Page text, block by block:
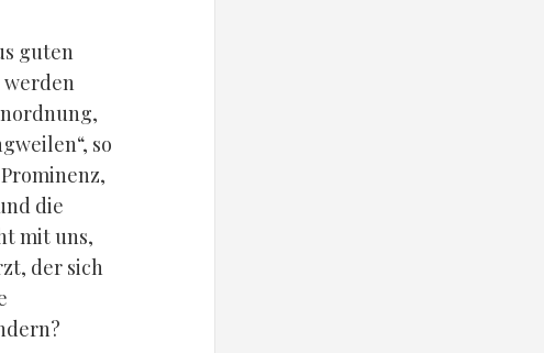
guten
werden
so
die
mit uns,
der sich